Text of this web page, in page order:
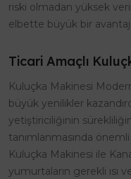
riski olmadan yüksek
elbette büyük bir
Ticari Amaçlı
Kuluçka Makinesi
büyük yenilikler
yetiştiriciliğinin
tanımlanmasında
Kuluçka Makinesi ile
yumurtaların gerekli ısı